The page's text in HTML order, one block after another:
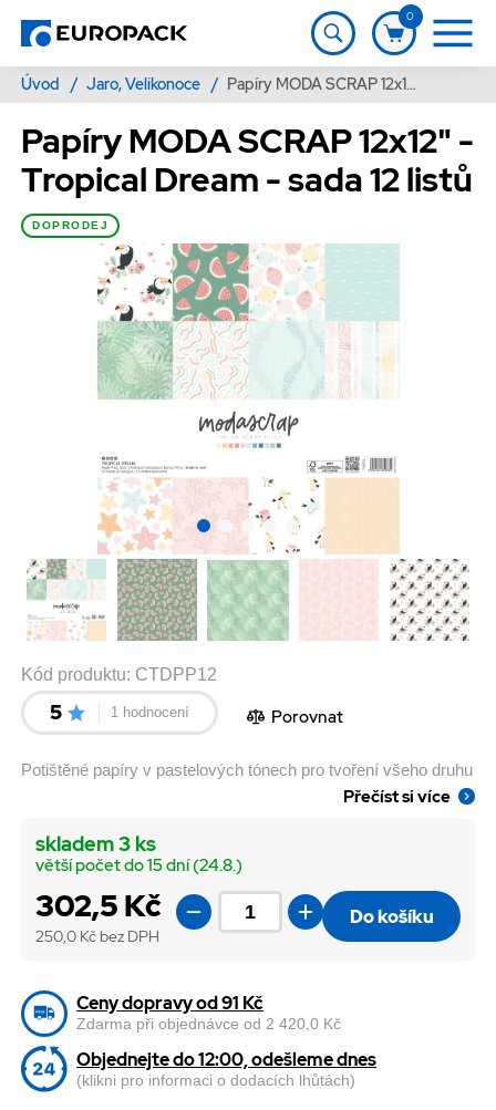
0
Úvod / Jaro, Velikonoce / Papíry MODA SCRAP 12x12" - Tropical Dream - sada 12 listů
Papíry MODA SCRAP 12x12" -
Tropical Dream - sada 12 listů
DOPRODEJ
Kód produktu: CTDPP12
5 1 hodnocení Porovnat
Potištěné papíry v pastelových tónech pro tvoření všeho druhu
Přečíst si více
302,5 Kč
250,0 Kč bez DPH
skladem 3 ks
větší počet do 15 dní (24.8.)
Do košíku
Ceny dopravy od 91 Kč
Zdarma při objednávce od 2 420,0 Kč
Objednejte do 12:00, odešleme dnes
(klikni pro informaci o dodacích lhůtách)